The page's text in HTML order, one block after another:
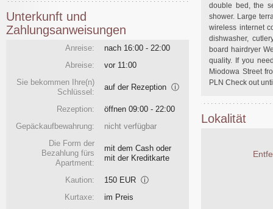
double bed, the
shower. Large
wireless internet
dishwasher,
board hairdryer
quality. If you
Miodowa Street
PLN Check out
Lokalität
Unterkunft und
Zahlungsanweisungen
Anreise:
nach 16:00 - 22:00
Abreise:
vor 11:00
Sie bekommen Ihre(n)
Schlüssel:
auf der Rezeption ⓘ
Rezeption:
öffnen 09:00 - 22:00
Gepäckaufbewahrung:
nicht verfügbar
Die Form der
Bezahlung fürs
Apartment:
mit dem Cash oder
mit der Kreditkarte
Kaution: 150 EUR ⓘ
Kurtaxe:
im Preis